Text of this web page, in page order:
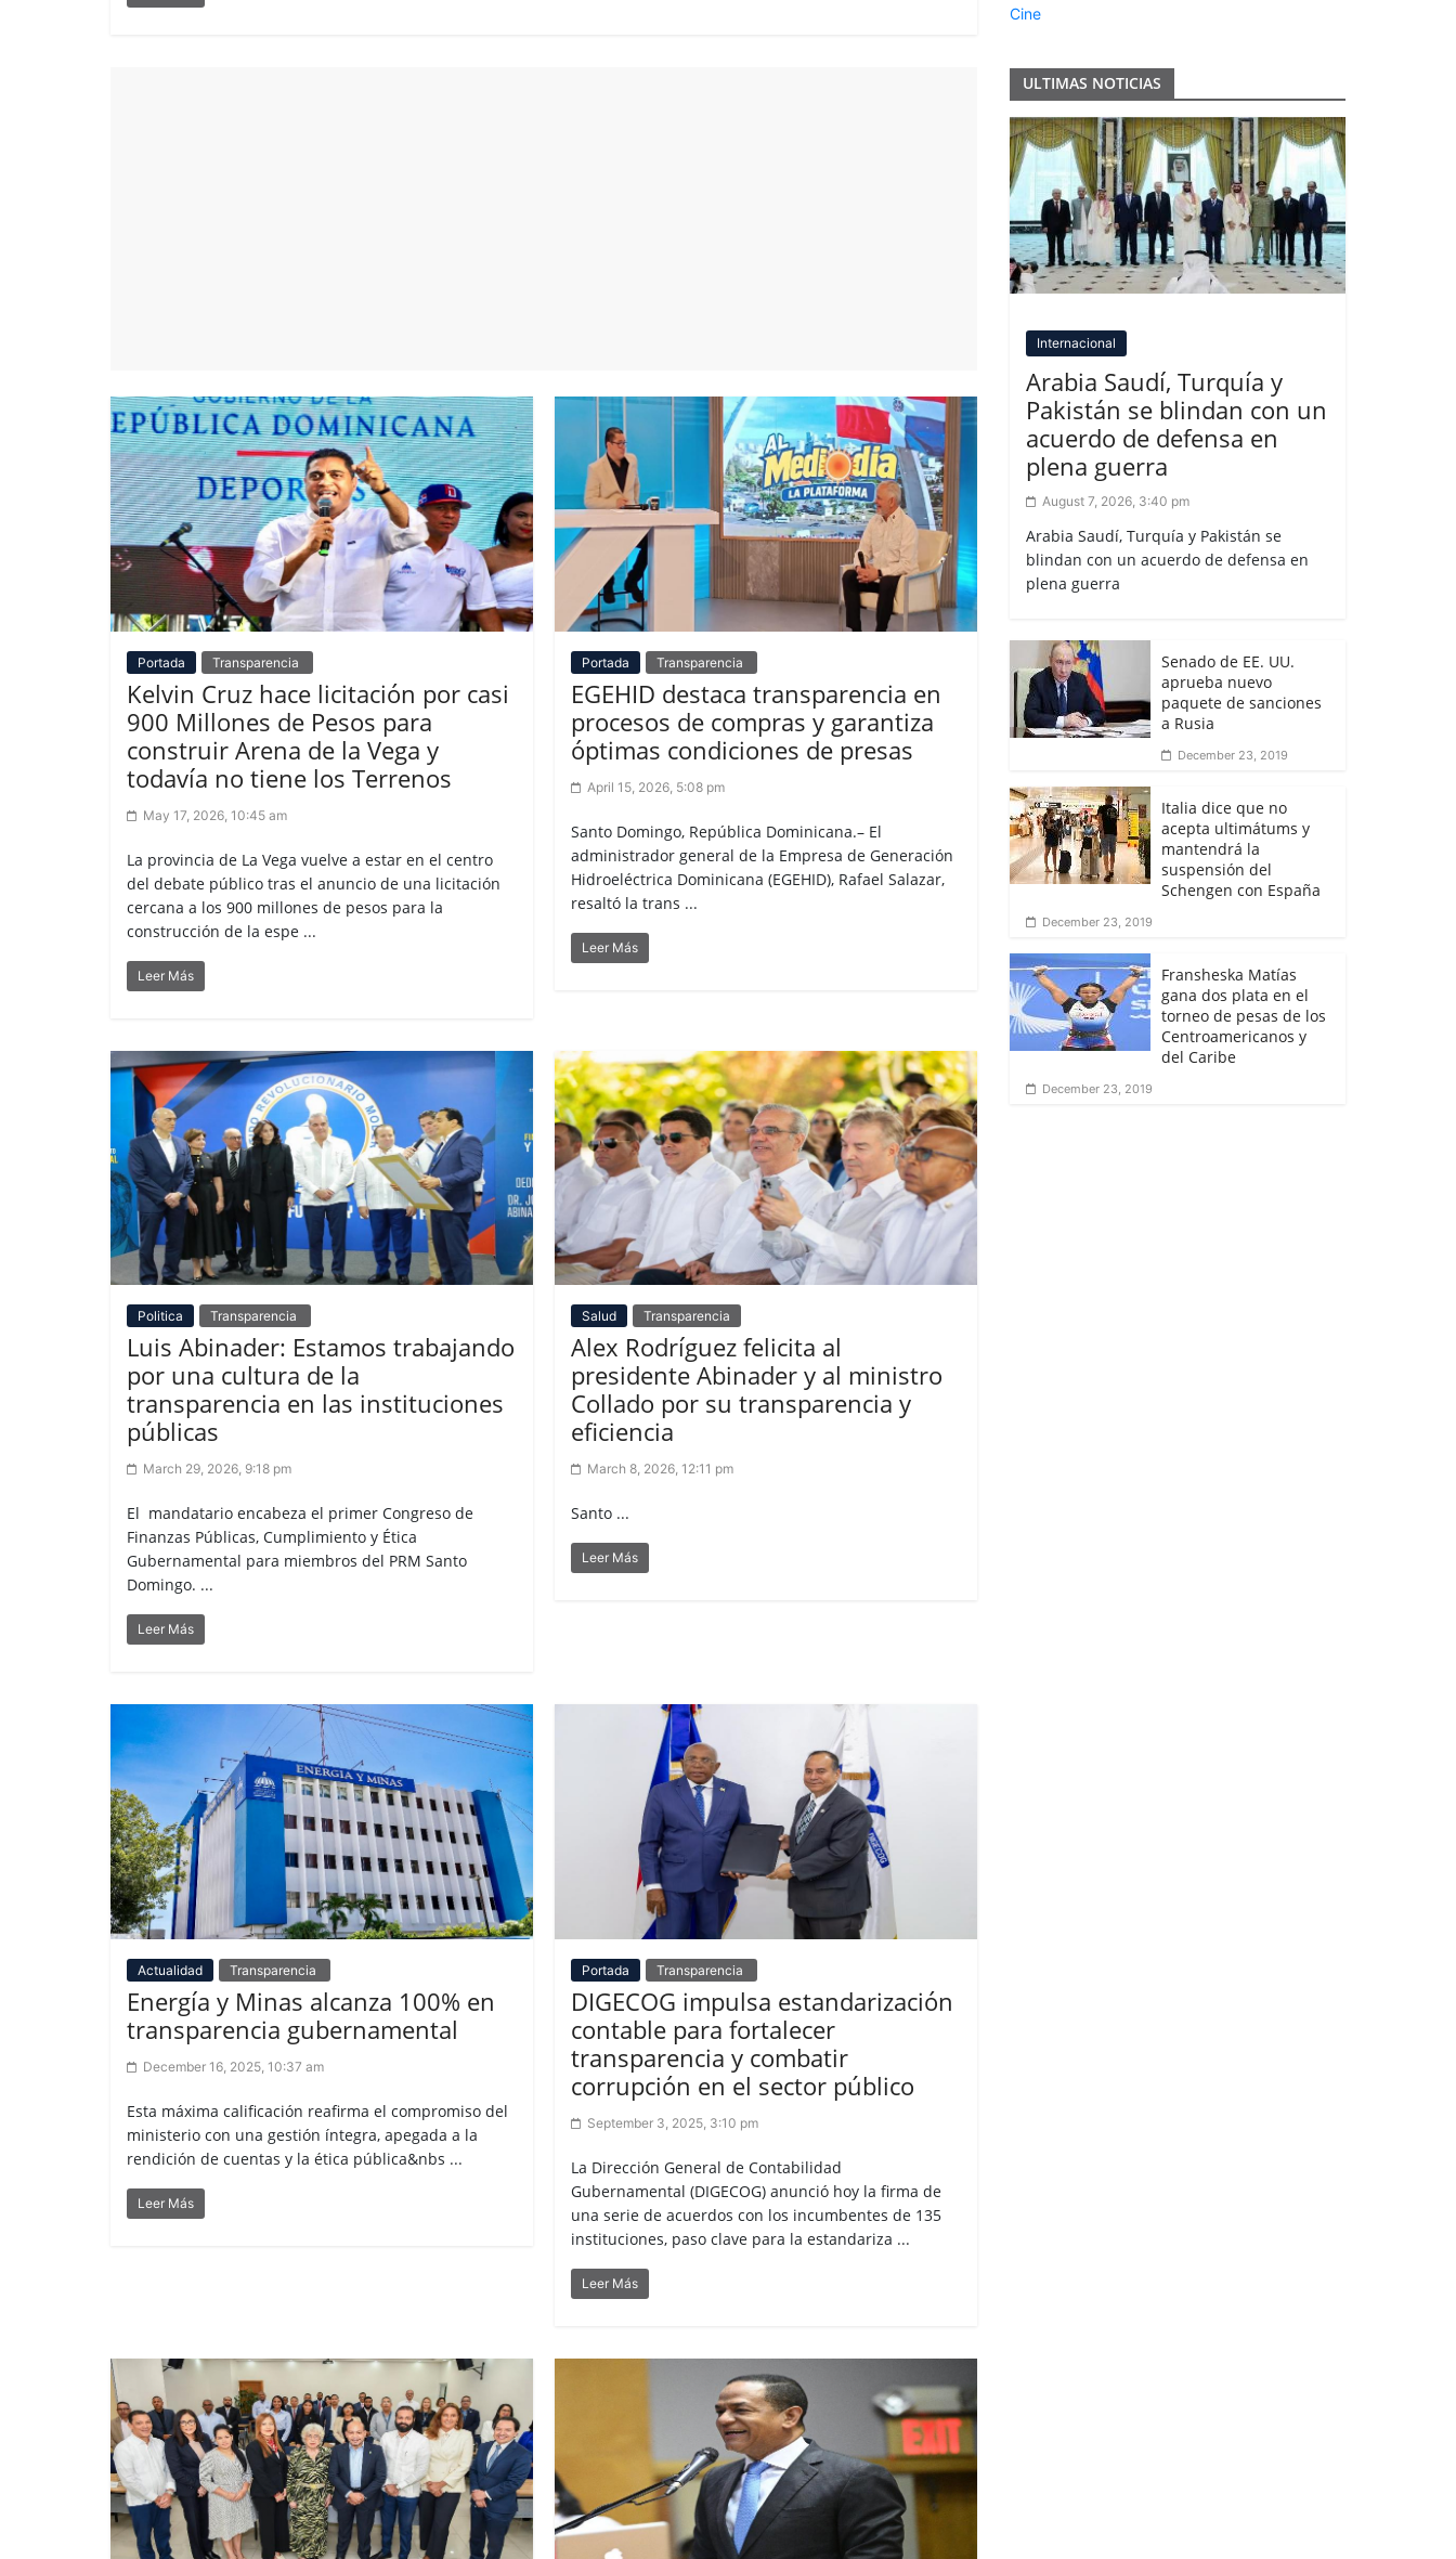
Portada Transparencia
Kelvin Cruz hace licitación por casi
900 Millones de Pesos para
construir Arena de la Vega y
todavía no tiene los Terrenos
May 17, 2026, 10:45 am
La provincia de La Vega vuelve a estar en el centro
del debate público tras el anuncio de una licitación
cercana a los 900 millones de pesos para la
construcción de la espe ...
Leer Más
Portada Transparencia
EGEHID destaca transparencia en
procesos de compras y garantiza
óptimas condiciones de presas
April 15, 2026, 5:08 pm
Santo Domingo, República Dominicana.– El
administrador general de la Empresa de Generación
Hidroeléctrica Dominicana (EGEHID), Rafael Salazar,
resaltó la trans ...
Leer Más
Politica Transparencia
Luis Abinader: Estamos trabajando
por una cultura de la
transparencia en las instituciones
públicas
March 29, 2026, 9:18 pm
El mandatario encabeza el primer Congreso de
Finanzas Públicas, Cumplimiento y Ética
Gubernamental para miembros del PRM Santo
Domingo. ...
Leer Más
Salud Transparencia
Alex Rodríguez felicita al
presidente Abinader y al ministro
Collado por su transparencia y
eficiencia
March 8, 2026, 12:11 pm
Santo ...
Leer Más
Actualidad Transparencia
Energía y Minas alcanza 100% en
transparencia gubernamental
December 16, 2025, 10:37 am
Esta máxima calificación reafirma el compromiso del
ministerio con una gestión íntegra, apegada a la
rendición de cuentas y la ética pública&nbs ...
Leer Más
Portada Transparencia
DIGECOG impulsa estandarización
contable para fortalecer
transparencia y combatir
corrupción en el sector público
September 3, 2025, 3:10 pm
La Dirección General de Contabilidad
Gubernamental (DIGECOG) anunció hoy la firma de
una serie de acuerdos con los incumbentes de 135
instituciones, paso clave para la estandariza ...
Leer Más
Cine
ULTIMAS NOTICIAS
Internacional
Arabia Saudí, Turquía y
Pakistán se blindan con un
acuerdo de defensa en
plena guerra
August 7, 2026, 3:40 pm
Arabia Saudí, Turquía y Pakistán se
blindan con un acuerdo de defensa en
plena guerra
Senado de EE. UU.
aprueba nuevo
paquete de sanciones
a Rusia
December 23, 2019
Italia dice que no
acepta ultimátums y
mantendrá la
suspensión del
Schengen con España
December 23, 2019
Fransheska Matías
gana dos plata en el
torneo de pesas de los
Centroamericanos y
del Caribe
December 23, 2019